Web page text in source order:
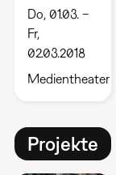
Do, 01.03. –
Fr,
02.03.2018
Medientheater
Projekte